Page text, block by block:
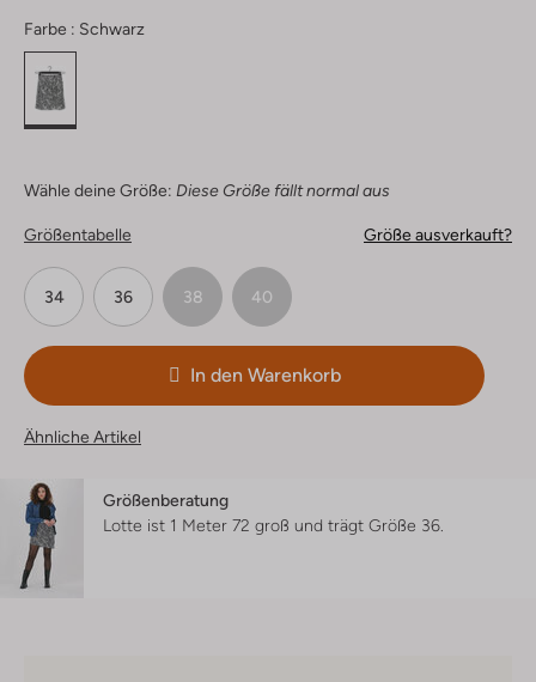
Farbe : Schwarz
Wähle deine Größe: Diese Größe fällt normal aus
Größentabelle Größe ausverkauft?
34 36 38 40
In den Warenkorb
Ähnliche Artikel
Größenberatung
Lotte ist 1 Meter 72 groß und trägt Größe 36.